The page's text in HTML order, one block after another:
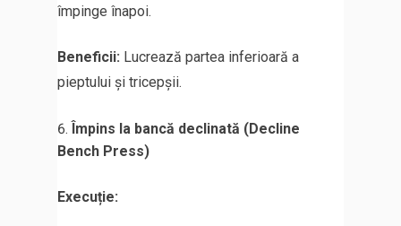
împinge înapoi.
Beneficii: Lucrează partea inferioară a
pieptului și tricepșii.
Împins la bancă declinată (Decline
Bench Press)
Execuție: